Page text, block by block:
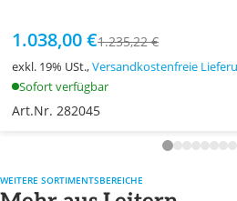
1.038,00 €1.235,22 €
exkl. 19% USt.,Versandkostenfreie
Sofort verfügbar
Art.Nr. 282045
WEITERE SORTIMENTSBEREICHE